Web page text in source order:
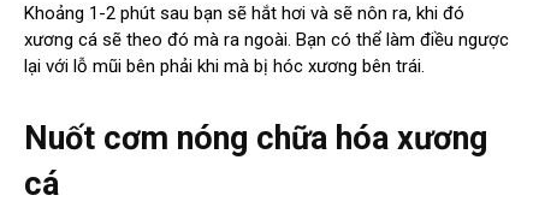
Khoảng 1-2 phút sau bạn sẽ hắt hơi và sẽ nôn ra, khi đó
xương cá sẽ theo đó mà ra ngoài. Bạn có thể làm điều ngược
lại với lỗ mũi bên phải khi mà bị hóc xương bên trái.
Nuốt cơm nóng chữa hóa xương
cá